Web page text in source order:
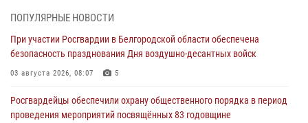
Подвиги героев‑росгвардейцев увековечили в новой музейной
экспозиции белгородского музея‑диорамы «Курская битва.
06 августа 2026, 12:05 3
ПОПУЛЯРНЫЕ НОВОСТИ
При участии Росгвардии в Белгородской области обеспечена
безопасность празднования Дня воздушно-десантных войск
03 августа 2026, 08:07 5
Росгвардейцы обеспечили охрану общественного порядка в период
проведения мероприятий посвящённых 83 годовщине